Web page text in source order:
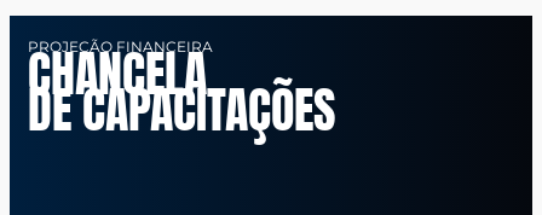
PROJEÇÃO FINANCEIRA
CHANCELA
DE CAPACITAÇÕES